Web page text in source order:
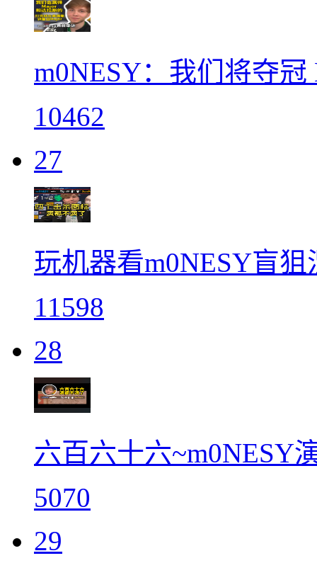
m0NESY：我们将夺
10462
27
玩机器看m0NESY盲
11598
28
六百六十六~m0NESY
5070
29